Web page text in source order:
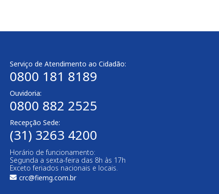
Serviço de Atendimento ao Cidadão:
0800 181 8189
Ouvidoria:
0800 882 2525
Recepção Sede:
(31) 3263 4200
Horário de funcionamento:
Segunda a sexta-feira das 8h às 17h
Exceto feriados nacionais e locais.
crc@fiemg.com.br